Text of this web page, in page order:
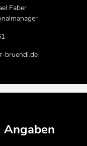
Faber
bruendl.de
Angaben